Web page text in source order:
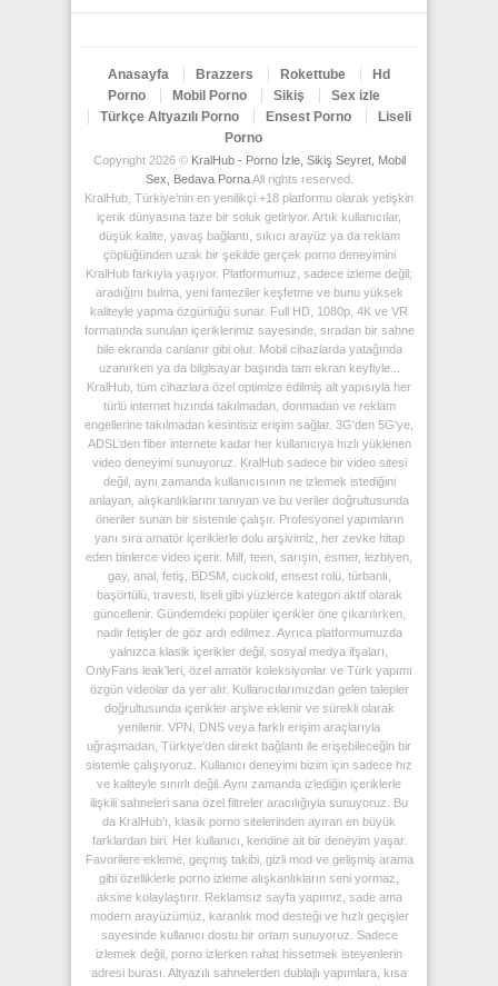
Anasayfa Brazzers Rokettube
Hd
Porno
Mobil Porno Sikiş
Sex izle
Türkçe Altyazılı Porno
Ensest Porno
Liseli
Porno
Copyright 2026 © KralHub - Porno İzle, Sikiş Seyret, Mobil
Sex, Bedava PornaAll rights reserved.
KralHub, Türkiye’nin en yenilikçi +18 platformu olarak yetişkin
içerik dünyasına taze bir soluk getiriyor. Artık kullanıcılar,
düşük kalite, yavaş bağlantı, sıkıcı arayüz ya da reklam
çöplüğünden uzak bir şekilde gerçek porno deneyimini
KralHub farkıyla yaşıyor. Platformumuz, sadece izleme değil;
aradığını bulma, yeni fanteziler keşfetme ve bunu yüksek
kaliteyle yapma özgürlüğü sunar. Full HD, 1080p, 4K ve VR
formatında sunulan içeriklerimiz sayesinde, sıradan bir sahne
bile ekranda canlanır gibi olur. Mobil cihazlarda yatağında
uzanırken ya da bilgisayar başında tam ekran keyfiyle...
KralHub, tüm cihazlara özel optimize edilmiş alt yapısıyla her
türlü internet hızında takılmadan, donmadan ve reklam
engellerine takılmadan kesintisiz erişim sağlar. 3G'den 5G'ye,
ADSL’den fiber internete kadar her kullanıcıya hızlı yüklenen
video deneyimi sunuyoruz. KralHub sadece bir video sitesi
değil, aynı zamanda kullanıcısının ne izlemek istediğini
anlayan, alışkanlıklarını tanıyan ve bu veriler doğrultusunda
öneriler sunan bir sistemle çalışır. Profesyonel yapımların
yanı sıra amatör içeriklerle dolu arşivimiz, her zevke hitap
eden binlerce video içerir. Milf, teen, sarışın, esmer, lezbiyen,
gay, anal, fetiş, BDSM, cuckold, ensest rolü, türbanlı,
başörtülü, travesti, liseli gibi yüzlerce kategori aktif olarak
güncellenir. Gündemdeki popüler içerikler öne çıkarılırken,
nadir fetişler de göz ardı edilmez. Ayrıca platformumuzda
yalnızca klasik içerikler değil, sosyal medya ifşaları,
OnlyFans leak’leri, özel amatör koleksiyonlar ve Türk yapımı
özgün videolar da yer alır. Kullanıcılarımızdan gelen talepler
doğrultusunda içerikler arşive eklenir ve sürekli olarak
yenilenir. VPN, DNS veya farklı erişim araçlarıyla
uğraşmadan, Türkiye'den direkt bağlantı ile erişebileceğin bir
sistemle çalışıyoruz. Kullanıcı deneyimi bizim için sadece hız
ve kaliteyle sınırlı değil. Aynı zamanda izlediğin içeriklerle
ilişkili sahneleri sana özel filtreler aracılığıyla sunuyoruz. Bu
da KralHub’ı, klasik porno sitelerinden ayıran en büyük
farklardan biri. Her kullanıcı, kendine ait bir deneyim yaşar.
Favorilere ekleme, geçmiş takibi, gizli mod ve gelişmiş arama
gibi özelliklerle porno izleme alışkanlıkların seni yormaz,
aksine kolaylaştırır. Reklamsız sayfa yapımız, sade ama
modern arayüzümüz, karanlık mod desteği ve hızlı geçişler
sayesinde kullanıcı dostu bir ortam sunuyoruz. Sadece
izlemek değil, porno izlerken rahat hissetmek isteyenlerin
adresi burası. Altyazılı sahnelerden dublajlı yapımlara, kısa